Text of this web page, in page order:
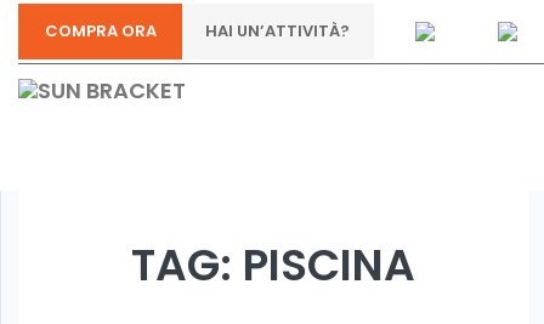
COMPRA ORA HAI UN’ATTIVITÀ?
TAG: PISCINA